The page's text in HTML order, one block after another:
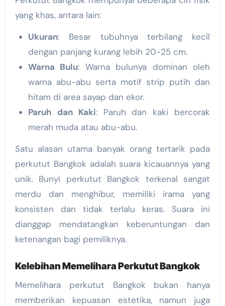
yang khas, antara lain:
Ukuran: Besar tubuhnya terbilang kecil
dengan panjang kurang lebih 20-25 cm.
Warna Bulu: Warna bulunya dominan oleh
warna abu-abu serta motif strip putih dan
hitam di area sayap dan ekor.
Paruh dan Kaki: Paruh dan kaki bercorak
merah muda atau abu-abu.
Satu alasan utama banyak orang tertarik pada
perkutut Bangkok adalah suara kicauannya yang
unik. Bunyi perkutut Bangkok terkenal sangat
merdu dan menghibur, memiliki irama yang
konsisten dan tidak terlalu keras. Suara ini
dianggap mendatangkan keberuntungan dan
ketenangan bagi pemiliknya.
Kelebihan Memelihara Perkutut Bangkok
Memelihara perkutut Bangkok bukan hanya
memberikan kepuasan estetika, namun juga